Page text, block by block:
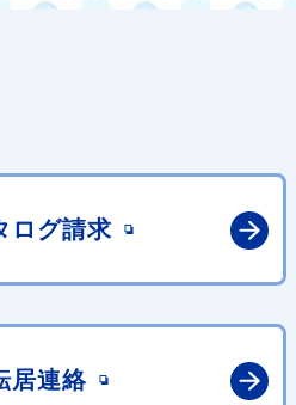
ログ請求
居連絡